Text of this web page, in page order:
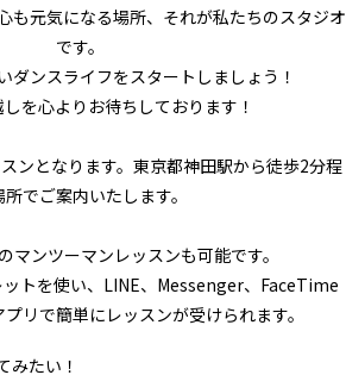
も元気になる場所、それが私たちのスタジオ
です。
ダンスライフをスタートしましょう！
を心よりお待ちしております！
ンとなります。東京都神田駅から徒歩2分程
所でご案内いたします。
マンツーマンレッスンも可能です。
トを使い、LINE、Messenger、FaceTime
リで簡単にレッスンが受けられます。
みたい！